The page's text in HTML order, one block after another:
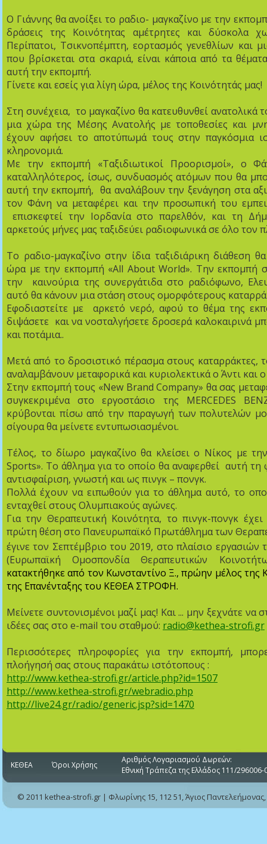
Ο Γιάννης θα ανοίξει το ραδιο- μαγκαζίνο με την
δράσεις της Κοινότητας αμέτρητες και δύσκολα
Περίπατοι, Τσικνοπέμπτη, εορτασμός γενεθλίων και
που βρίσκεται στα σκαριά, είναι κάποια από τα
αυτή την εκπομπή.
Γίνετε και εσείς για λίγη ώρα, μέλος της Κοινότητάς μας!
Στη συνέχεια, το μαγκαζίνο θα κατευθυνθεί ανατολικά
μια χώρα της Μέσης Ανατολής με τοποθεσίες και
έχουν αφήσει το αποτύπωμά τους στην παγκόσμια
κληρονομιά.
Με την εκπομπή «Ταξιδιωτικοί Προορισμοί», ο
καταλληλότερος, ίσως, συνδυασμός ατόμων που θα
αυτή την εκπομπή, θα αναλάβουν την ξενάγηση στα
τον Φάνη να μεταφέρει και την προσωπική του
επισκεφτεί την Ιορδανία στο παρελθόν, και τη
αρκετούς μήνες μας ταξιδεύει ραδιοφωνικά σε όλο τον
Το ραδιο-μαγκαζίνο στην ίδια ταξιδιάρικη διάθεση
ώρα με την εκπομπή «All Αbout World». Την εκπομπή
την καινούρια της συνεργάτιδα στο ραδιόφωνο,
αυτό θα κάνουν μια στάση στους ομορφότερους
Εφοδιαστείτε με αρκετό νερό, αφού το θέμα της
διψάσετε και να νοσταλγήσετε δροσερά καλοκαιρινά
και ποτάμια..
Μετά από το δροσιστικό πέρασμα στους καταρράκτες,
αναλαμβάνουν μεταφορικά και κυριολεκτικά ο Άντι και
Στην εκπομπή τους «New Brand Company» θα σας
συγκεκριμένα στο εργοστάσιο της MERCEDES
κρύβονται πίσω από την παραγωγή των πολυτελών
σίγουρα θα μείνετε εντυπωσιασμένοι.
Τέλος, το δίωρο μαγκαζίνο θα κλείσει ο Νίκος με
Sports». Το άθλημα για το οποίο θα αναφερθεί αυτή τη
αντισφαίριση, γνωστή και ως πινγκ – πονγκ.
Πολλά έχουν να ειπωθούν για το άθλημα αυτό, το
ενταχθεί στους Ολυμπιακούς αγώνες.
Για την Θεραπευτική Κοινότητα, το πινγκ-πονγκ
πρώτη θέση στο Πανευρωπαϊκό Πρωτάθλημα των
έγινε τον Σεπτέμβριο του 2019, στο πλαίσιο εργασιών
(Ευρωπαϊκή Ομοσπονδία Θεραπευτικών
κατακτήθηκε από τον Κωνσταντίνο Ξ., πρώην μέλος της
της Επανένταξης του ΚΕΘΕΑ ΣΤΡΟΦΗ.
Μείνετε συντονισμένοι μαζί μας! Και ... μην ξεχνάτε να
ιδέες σας στο e-mail του σταθμού: radio@kethea-strofi.gr
Περισσότερες πληροφορίες για την εκπομπή,
πλοήγησή σας στους παρακάτω ιστότοπους :
http://www.kethea-strofi.gr/article.php?id=1507
http://www.kethea-strofi.gr/webradio.php
http://live24.gr/radio/generic.jsp?sid=1470
ΚΕΘΕΑ Όροι Χρήσης
Αριθμός Λογαριασμού Δωρεών:
Εθνική Τράπεζα της Ελλάδος 111/296006-
© 2011 kethea-strofi.gr | Φλωρίνης 15, 112 51, Άγιος Παντελεήμονας,